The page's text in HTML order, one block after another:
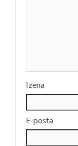
Izena
E-posta